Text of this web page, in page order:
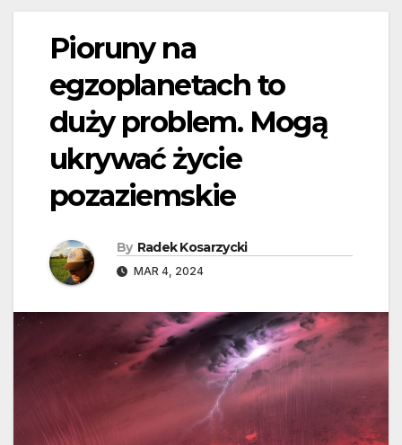
Pioruny na
egzoplanetach to
duży problem. Mogą
ukrywać życie
pozaziemskie
By Radek Kosarzycki
MAR 4, 2024